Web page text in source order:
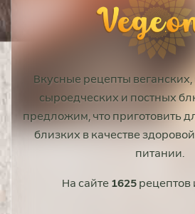
Вкусные рецепты веганских,
сыроедческих и постных
предложим, что приготовить
близких в качестве
питании.
На сайте 1625 рецептов